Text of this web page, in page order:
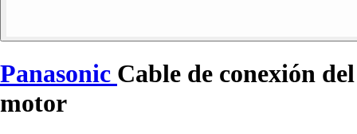
Panasonic Cable de conexión del
motor